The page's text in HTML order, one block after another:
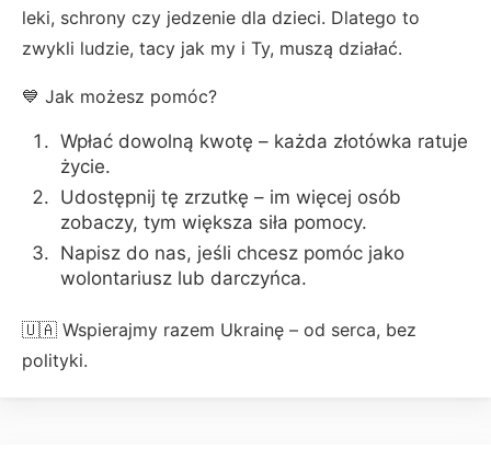
leki, schrony czy jedzenie dla dzieci. Dlatego to
zwykli ludzie, tacy jak my i Ty, muszą działać.
💙 Jak możesz pomóc?
Wpłać dowolną kwotę – każda złotówka ratuje
życie.
Udostępnij tę zrzutkę – im więcej osób
zobaczy, tym większa siła pomocy.
Napisz do nas, jeśli chcesz pomóc jako
wolontariusz lub darczyńca.
🇺🇦 Wspierajmy razem Ukrainę – od serca, bez
polityki.